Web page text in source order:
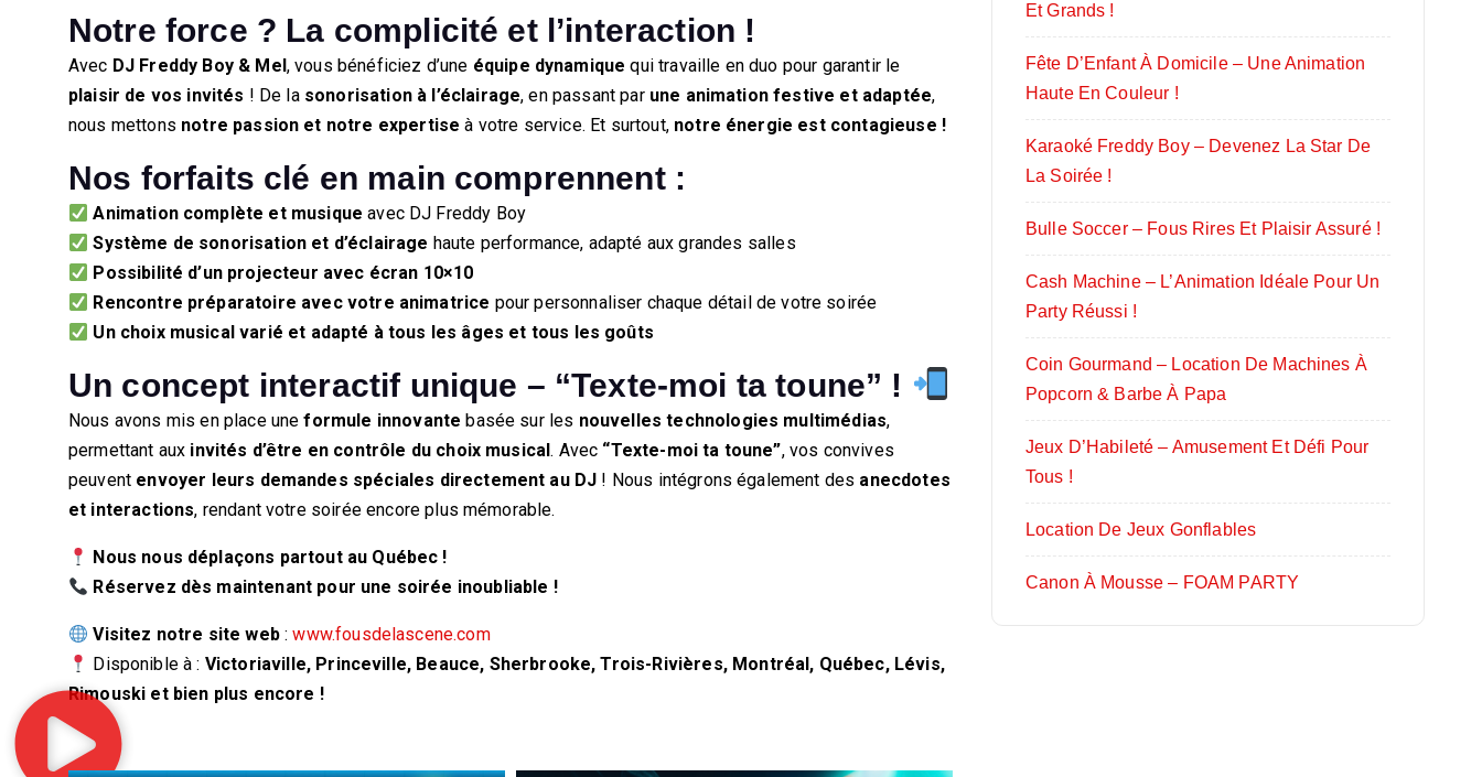
Notre force ? La complicité et l’interaction !
Avec DJ Freddy Boy & Mel, vous bénéficiez d’une équipe dynamique qui travaille en duo pour garantir le
plaisir de vos invités ! De la sonorisation à l’éclairage, en passant par une animation festive et adaptée,
nous mettons notre passion et notre expertise à votre service. Et surtout, notre énergie est contagieuse !
Nos forfaits clé en main comprennent :
Animation complète et musique avec DJ Freddy Boy
Système de sonorisation et d’éclairage haute performance, adapté aux grandes salles
Possibilité d’un projecteur avec écran 10×10
Rencontre préparatoire avec votre animatrice pour personnaliser chaque détail de votre soirée
Un choix musical varié et adapté à tous les âges et tous les goûts
Un concept interactif unique – “Texte-moi ta toune” !
Nous avons mis en place uneformule innovante basée sur les nouvelles technologies multimédias,
permettant aux invités d’être en contrôle du choix musical. Avec “Texte-moi ta toune”, vos convives
peuvent envoyer leurs demandes spéciales directement au DJ ! Nous intégrons également des anecdotes
et interactions, rendant votre soirée encore plus mémorable.
Nous nous déplaçons partout au Québec !
Réservez dès maintenant pour une soirée inoubliable !
Visitez notre site web:www.fousdelascene.com
Disponible à : Victoriaville, Princeville, Beauce, Sherbrooke, Trois-Rivières, Montréal, Québec, Lévis,
Rimouski et bien plus encore !
Et Grands !
Fête D’Enfant À Domicile – Une Animation
Haute En Couleur !
Karaoké Freddy Boy – Devenez La Star De
La Soirée !
Bulle Soccer – Fous Rires Et Plaisir Assuré !
Cash Machine – L’Animation Idéale Pour Un
Party Réussi !
Coin Gourmand – Location De Machines À
Popcorn & Barbe À Papa
Jeux D’Habileté – Amusement Et Défi Pour
Tous !
Location De Jeux Gonflables
Canon À Mousse – FOAM PARTY